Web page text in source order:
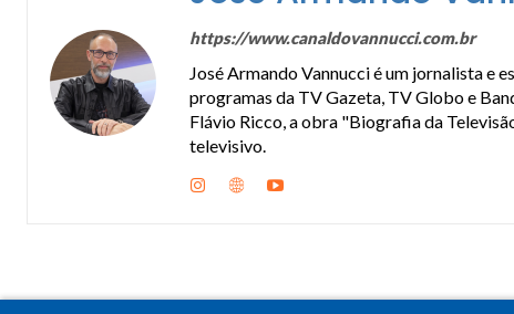
https://www.canaldovannucci.com.br
José Armando Vannucci é um jornalista e
programas da TV Gazeta, TV Globo e
Flávio Ricco, a obra "Biografia da
televisivo.